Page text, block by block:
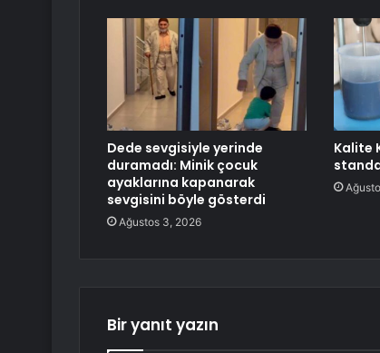
Dede sevgisiyle yerinde
duramadı: Minik çocuk
ayaklarına kapanarak
sevgisini böyle gösterdi
Ağustos 3, 2026
Kalite
Bir yanıt yazın